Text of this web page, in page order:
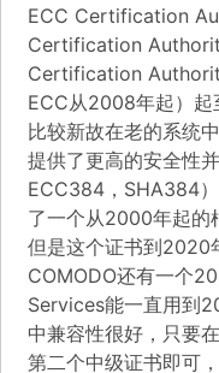
ECC Certification
Certification
Certification
ECC从2008年起）
比较新故在老的系统
提供了更高的安全性
ECC384，SHA384
了一个从2000年起的
但是这个证书到2020
COMODO还有一个
Services能一直用到
中兼容性很好，只要
第二个中级证书即可